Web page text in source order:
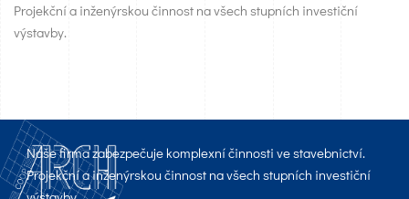
Projekční a inženýrskou činnost na všech stupních investiční
výstavby.
Naše firma zabezpečuje komplexní činnosti ve stavebnictví.
Projekční a inženýrskou činnost na všech stupních investiční